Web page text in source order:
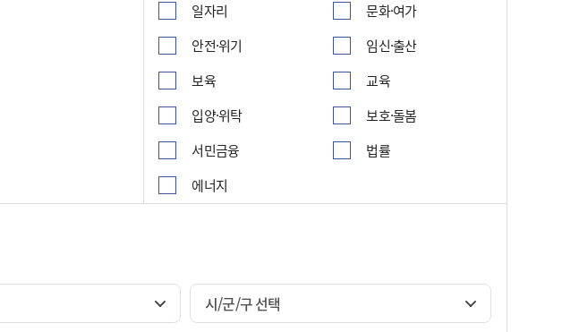
일자리
문화·여가
안전·위기
임신·출산
보육
교육
입양·위탁
보호·돌봄
서민금융
법률
에너지
시/군/구 선택